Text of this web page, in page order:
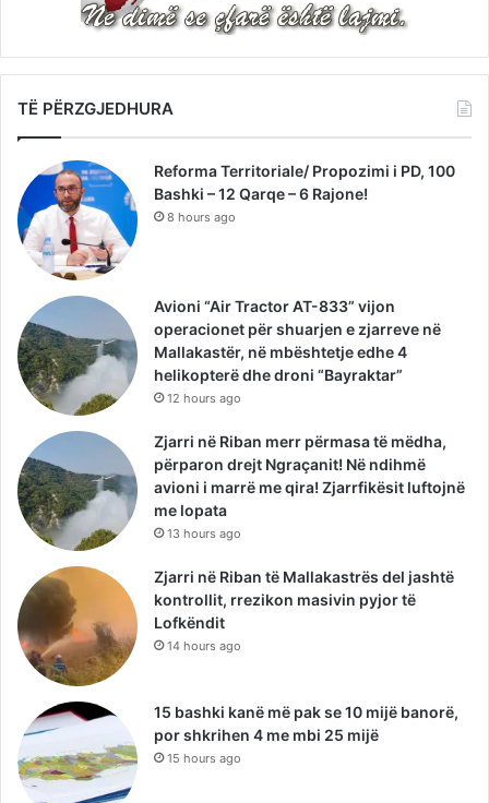
TË PËRZGJEDHURA
Reforma Territoriale/ Propozimi i PD, 100
Bashki – 12 Qarqe – 6 Rajone!
8 hours ago
Avioni “Air Tractor AT-833” vijon
operacionet për shuarjen e zjarreve në
Mallakastër, në mbështetje edhe 4
helikopterë dhe droni “Bayraktar”
12 hours ago
Zjarri në Riban merr përmasa të mëdha,
përparon drejt Ngraçanit! Në ndihmë
avioni i marrë me qira! Zjarrfikësit luftojnë
me lopata
13 hours ago
Zjarri në Riban të Mallakastrës del jashtë
kontrollit, rrezikon masivin pyjor të
Lofkëndit
14 hours ago
15 bashki kanë më pak se 10 mijë banorë,
por shkrihen 4 me mbi 25 mijë
15 hours ago